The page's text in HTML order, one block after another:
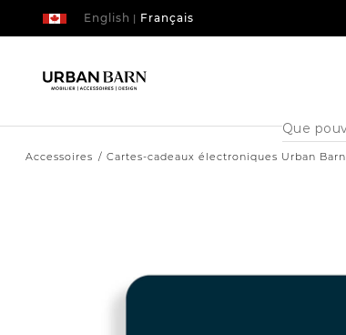
| Français
English
Cataloque
de
Accessoires Cartes-cadeaux électroniques Urban Barn